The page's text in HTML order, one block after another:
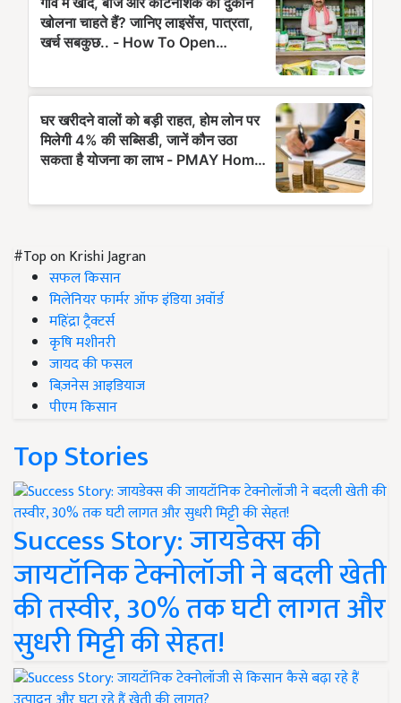
#Top on Krishi Jagran
सफल किसान
मिलेनियर फार्मर ऑफ इंडिया अवॉर्ड
महिंद्रा ट्रैक्टर्स
कृषि मशीनरी
जायद की फसल
बिज़नेस आइडियाज
पीएम किसान
Top Stories
Success Story: जायडेक्स की
जायटॉनिक टेक्नोलॉजी ने बदली खेती
की तस्वीर, 30% तक घटी लागत और
सुधरी मिट्टी की सेहत!